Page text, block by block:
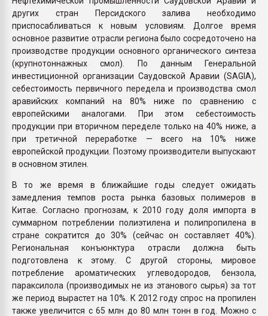
других стран Персидского залива необходимо
приспосабливаться к новым условиям. Долгое время
основное развитие отрасли региона было сосредоточено на
производстве продукции основного органического синтеза
(крупнотоннажных смол). По данным Генеральной
инвестиционной организации Саудовской Аравии (SAGIA),
себестоимость первичного передела и производства смол
аравийских компаний на 80% ниже по сравнению с
европейскими аналогами. При этом себестоимость
продукции при вторичном переделе только на 40% ниже, а
при третичной переработке — всего на 10% ниже
европейской продукции. Поэтому производители выпускают
в основном этилен.
В то же время в ближайшие годы следует ожидать
замедления темпов роста рынка базовых полимеров в
Китае. Согласно прогнозам, к 2010 году доля импорта в
суммарном потреблении полиэтилена и полипропилена в
стране сократится до 30% (сейчас он составляет 40%).
Региональная конъюнктура отрасли должна быть
подготовлена к этому. С другой стороны, мировое
потребление ароматических углеводородов, бензола,
параксилола (производимых не из этанового сырья) за тот
же период вырастет на 10%. К 2012 году спрос на пропилен
также увеличится с 65 млн до 80 млн тонн в год. Можно с